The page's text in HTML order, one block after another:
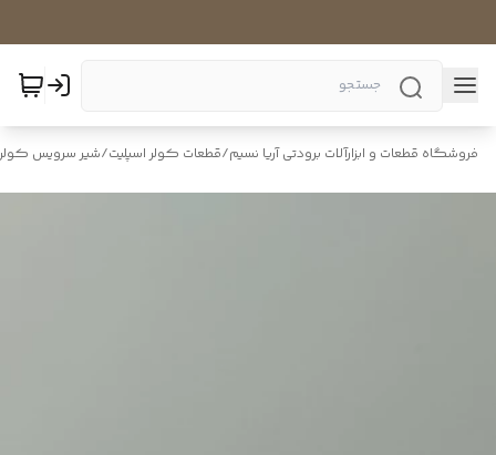
فروشگاه قطعات و ابزارآلات برودتی آریا نسیم/قطعات کولر اسپلیت/شیر سرویس کولر